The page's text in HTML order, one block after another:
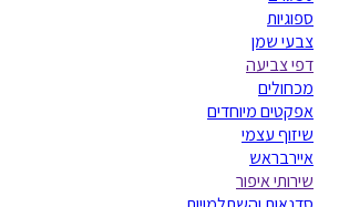
ספוגיות
צבעי שמן
דפי צביעה
מכחולים
אפקטים מיוחדים
שיזוף עצמי
איירבראש
שירותי איפור